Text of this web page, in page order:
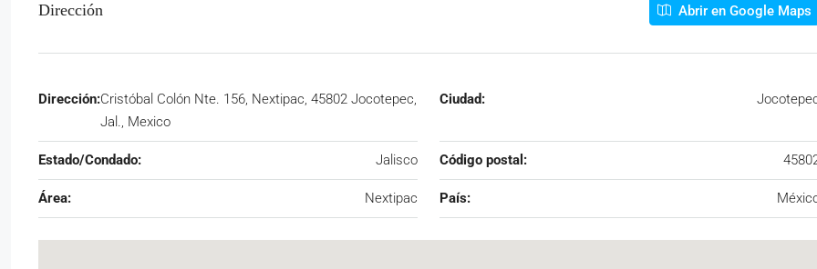
Dirección Abrir en Google Maps
Dirección:Cristóbal Colón Nte. 156, Nextipac, 45802 Jocotepec,
Jal., Mexico
Ciudad:
Estado/Condado: Jalisco Código postal:
Área: Nextipac País: